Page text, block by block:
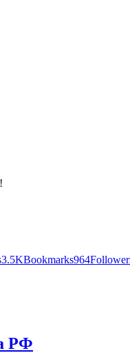
3.5KBookmarks964
РФ